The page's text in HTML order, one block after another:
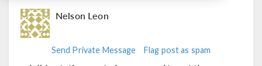
Nelson Leon
Send Private Message Flag post as spam